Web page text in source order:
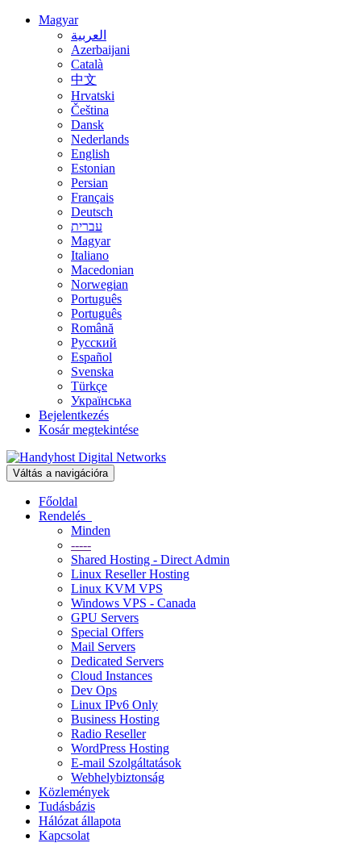
Magyar
العربية
Azerbaijani
Català
中文
Hrvatski
Čeština
Dansk
Nederlands
English
Estonian
Persian
Français
Deutsch
עברית
Magyar
Italiano
Macedonian
Norwegian
Português
Português
Română
Русский
Español
Svenska
Türkçe
Українська
Bejelentkezés
Kosár megtekintése
Váltás a navigációra
Főoldal
Rendelés
Minden
-----
Shared Hosting - Direct Admin
Linux Reseller Hosting
Linux KVM VPS
Windows VPS - Canada
GPU Servers
Special Offers
Mail Servers
Dedicated Servers
Cloud Instances
Dev Ops
Linux IPv6 Only
Business Hosting
Radio Reseller
WordPress Hosting
E-mail Szolgáltatások
Webhelybiztonság
Közlemények
Tudásbázis
Hálózat állapota
Kapcsolat